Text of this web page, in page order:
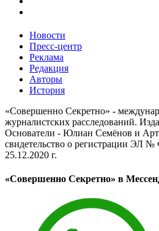
Новости
Пресс-центр
Реклама
Редакция
Авторы
История
«Совершенно Секретно» -
журналистских расследований.
Основатели - Юлиан Семёнов и
свидетельство о регистрации ЭЛ
25.12.2020 г.
«Совершенно Секретно» в